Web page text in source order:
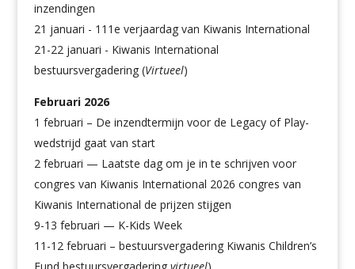
inzendingen
21 januari - 111e verjaardag van Kiwanis International
21-22 januari - Kiwanis International
bestuursvergadering (Virtueel)
Februari 2026
1 februari – De inzendtermijn voor de Legacy of Play-
wedstrijd gaat van start
2 februari — Laatste dag om je in te schrijven voor
congres van Kiwanis International 2026 congres van
Kiwanis International de prijzen stijgen
9-13 februari — K-Kids Week
11-12 februari – bestuursvergadering Kiwanis Children’s